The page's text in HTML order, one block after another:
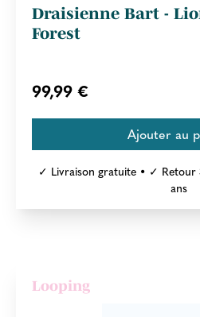
Draisienne Bart -
Forest
99,99 €
✓ Livraison gratuite • ✓
ans
Looping